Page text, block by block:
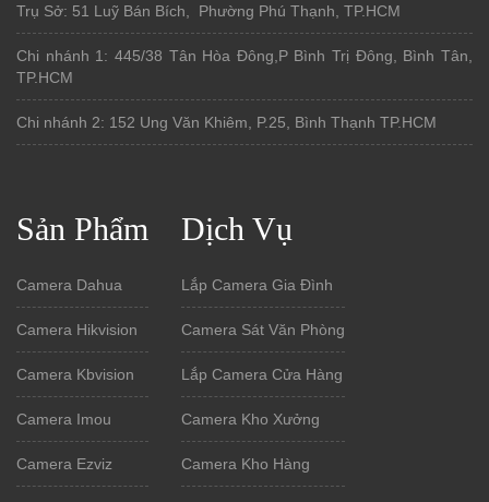
Trụ Sở: 51 Luỹ Bán Bích, Phường Phú Thạnh, TP.HCM
Chi nhánh 1: 445/38 Tân Hòa Đông,P Bình Trị Đông, Bình Tân,
TP.HCM
Chi nhánh 2: 152 Ung Văn Khiêm, P.25, Bình Thạnh TP.HCM
Sản Phẩm
Camera Dahua
Camera Hikvision
Camera Kbvision
Camera Imou
Camera Ezviz
Dịch Vụ
Lắp Camera Gia Đình
Camera Sát Văn Phòng
Lắp Camera Cửa Hàng
Camera Kho Xưởng
Camera Kho Hàng